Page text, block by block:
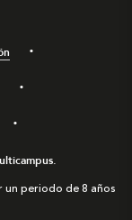
un periodo de 8 años